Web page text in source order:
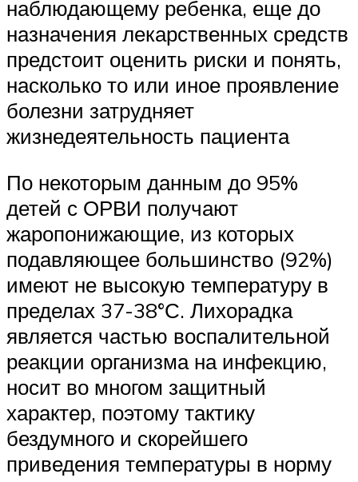
наблюдающему ребенка, еще до
назначения лекарственных средств
предстоит оценить риски и понять,
насколько то или иное проявление
болезни затрудняет
жизнедеятельность пациента
По некоторым данным до 95%
детей с ОРВИ получают
жаропонижающие, из которых
подавляющее большинство (92%)
имеют не высокую температуру в
пределах 37-38°С. Лихорадка
является частью воспалительной
реакции организма на инфекцию,
носит во многом защитный
характер, поэтому тактику
бездумного и скорейшего
приведения температуры в норму